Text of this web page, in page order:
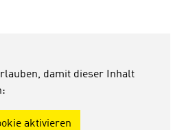
damit dieser Inhalt
aktivieren